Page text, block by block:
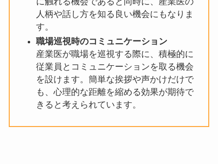
理します。
プロフィール紹介
社内報やイントラネットに、産業医の
顔写真付きプロフィールを掲載しま
す。専門分野や経歴だけでなく、趣味
ことで、人柄が伝わりやすくなりま